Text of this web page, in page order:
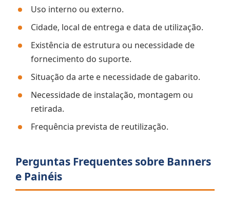
Uso interno ou externo.
Cidade, local de entrega e data de utilização.
Existência de estrutura ou necessidade de
fornecimento do suporte.
Situação da arte e necessidade de gabarito.
Necessidade de instalação, montagem ou
retirada.
Frequência prevista de reutilização.
Perguntas Frequentes sobre Banners
e Painéis